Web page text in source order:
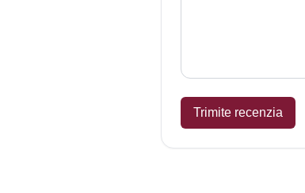
Trimite recenzia